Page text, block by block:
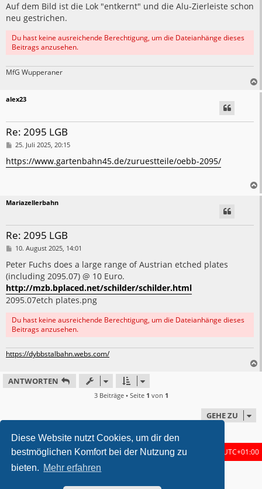
Diese Website nutzt Cookies, um dir den
bestmöglichen Komfort bei der Nutzung zu
bieten. Mehr erfahren
Auf dem Bild ist die Lok "entkernt" und die Alu-Zierleiste schon
neu gestrichen.
Du hast keine ausreichende Berechtigung, um die Dateianhänge dieses
Beitrags anzusehen.
MfG Wupperaner
alex23
Re: 2095 LGB
B
i
t
25. Juli 2025, 20:15
https://www.gartenbahn45.de/zuruestteile/oebb-2095/
Mariazellerbahn
Re: 2095 LGB
B
i
t
r
a
g
10. August 2025, 14:01
Peter Fuchs does a large range of Austrian etched plates
(including 2095.07) @ 10 Euro.
http://mzb.bplaced.net/schilder/schilder.html
2095.07etch plates.png
Du hast keine ausreichende Berechtigung, um die Dateianhänge dieses
Beitrags anzusehen.
https://dybbstalbahn.webs.com/
ANTWORTEN
3 Beiträge • Seite 1 von 1
GEHE ZU
Foren-Übersicht Alle Zeiten sind UTC+01:00
metrolike style byEric Seguin